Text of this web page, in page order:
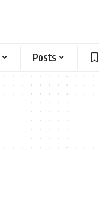
Posts